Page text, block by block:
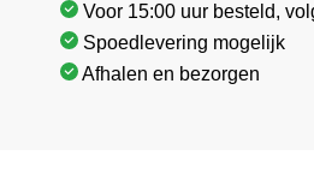
Voor 15:00 uur besteld,
Spoedlevering mogelijk
Afhalen en bezorgen